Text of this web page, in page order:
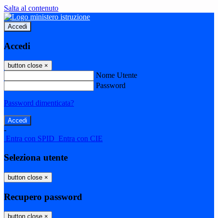
Salta al contenuto
Accedi
Accedi
button close ×
Nome Utente
Password
Password dimenticata?
-
Entra con SPID Entra con CIE
Seleziona utente
button close ×
Recupero password
button close ×